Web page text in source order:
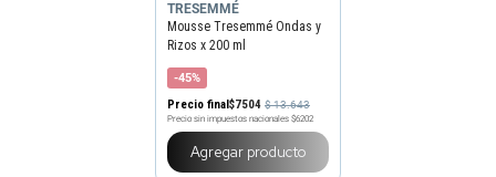
TRESEMMÉ
Mousse Tresemmé Ondas y
Rizos x 200 ml
-45%
Precio final$7504 $13.643
Precio sin impuestos nacionales $6202
Agregar producto